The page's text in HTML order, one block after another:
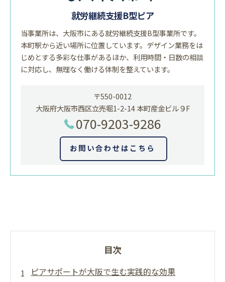
就労継続支援B型ピア
当事業所は、大阪市にある就労継続支援B型事業所です。
本町駅から近い場所に位置しています。デザイン業務をは
じめとする多彩な仕事があるほか、利用時間・日数の相談
に対応し、無理なく働ける体制を整えています。
〒550-0012
大阪府大阪市西区立売堀1-2-14 本町産金ビル９F
070-9203-9286
お問い合わせはこちら
目次
ピアサポートが大阪で生む実践的な効果